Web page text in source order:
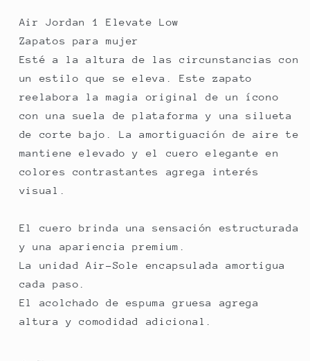
1
ELEVATE
LOW
1
ELEVATE
LOW
Air Jordan 1 Elevate Low
Zapatos para mujer
Esté a la altura de las circunstancias con
un estilo que se eleva. Este zapato
reelabora la magia original de un ícono
con una suela de plataforma y una silueta
de corte bajo. La amortiguación de aire te
mantiene elevado y el cuero elegante en
colores contrastantes agrega interés
visual.
El cuero brinda una sensación estructurada
y una apariencia premium.
La unidad Air-Sole encapsulada amortigua
cada paso.
El acolchado de espuma gruesa agrega
altura y comodidad adicional.